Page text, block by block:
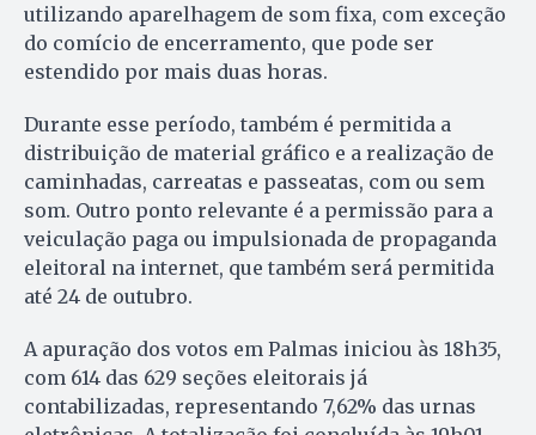
utilizando aparelhagem de som fixa, com exceção
do comício de encerramento, que pode ser
estendido por mais duas horas.
Durante esse período, também é permitida a
distribuição de material gráfico e a realização de
caminhadas, carreatas e passeatas, com ou sem
som. Outro ponto relevante é a permissão para a
veiculação paga ou impulsionada de propaganda
eleitoral na internet, que também será permitida
até 24 de outubro.
A apuração dos votos em Palmas iniciou às 18h35,
com 614 das 629 seções eleitorais já
contabilizadas, representando 7,62% das urnas